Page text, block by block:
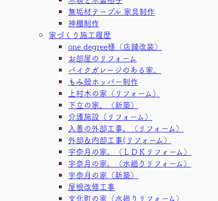
無垢材テーブル 家具制作
神棚制作
家づくり施工履歴
one degree様（店舗改装）
お部屋のリフォーム
バイクガレージのある家。
もみ殻ホッパー制作
上村木の家（リフォーム）
下立の家。（新築）
介護施設（リフォーム）
入善の外部工事。（リフォーム）
外部＆内部工事(リフォーム）
宇奈月の家。（ＬＤＫリフォーム）
宇奈月の家。（水廻りリフォーム）
宇奈月の家（新築）
屋根改修工事
文化町の家（水廻りリフォーム）